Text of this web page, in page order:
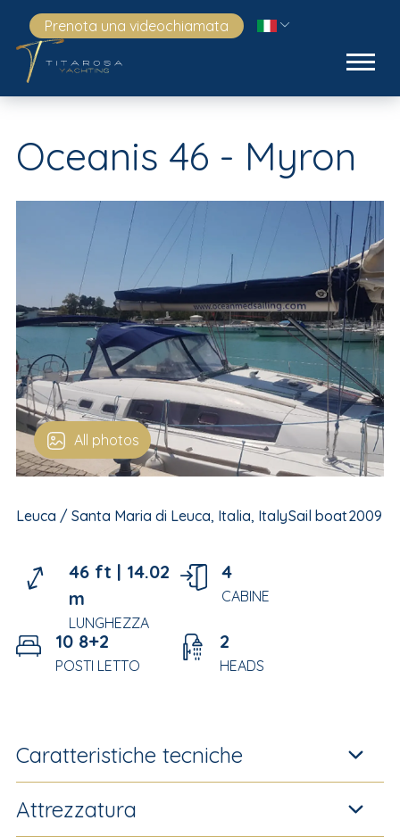
Prenota una videochiamata
Oceanis 46 - Myron
All photos
Leuca / Santa Maria di Leuca, Italia, ItalySail boat2009
46 ft | 14.02
m
LUNGHEZZA
4
CABINE
10 8+2
POSTI LETTO
2
HEADS
Caratteristiche tecniche
Attrezzatura